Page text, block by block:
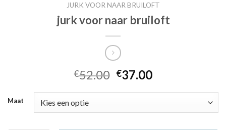
JURK VOOR NAAR BRUILOFT
jurk voor naar bruiloft
€52.00 €37.00
Maat